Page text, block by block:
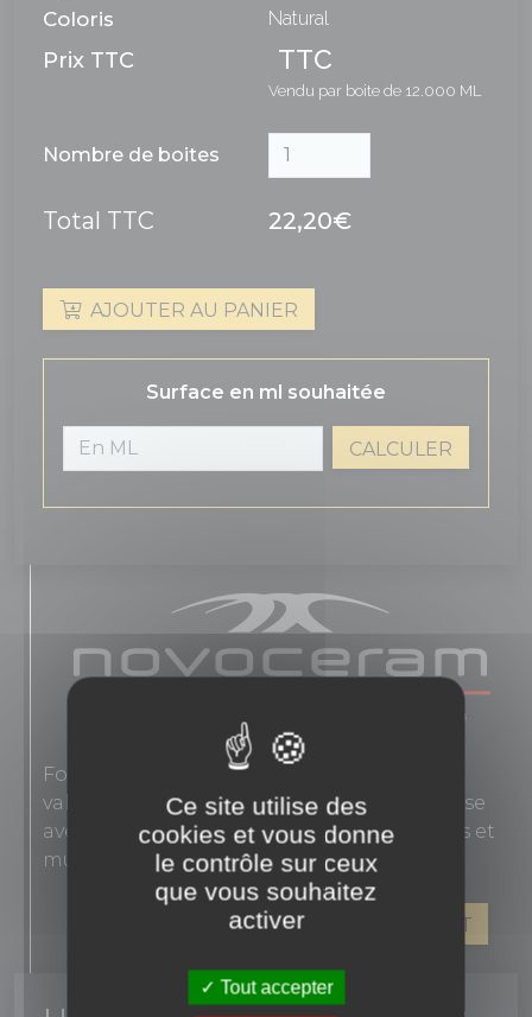
Coloris Natural
Prix TTC TTC
Vendu par boite de 12.000 ML
Nombre de boites
Total TTC 22,20€
AJOUTER AU PANIER
Surface en ml souhaitée
CALCULER
Fondée en 1863, Novoceram interprète les
valeurs authentiques de l'élégance française
avec des carreaux en grès cérame pour sols et
murs.
VOIR LES PRODUITS DE CE FABRICANT
Ce site utilise des
cookies et vous donne
le contrôle sur ceux
que vous souhaitez
activer
Tout accepter